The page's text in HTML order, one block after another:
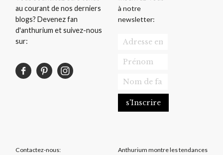
au courant de nos derniers
blogs? Devenez fan
d'anthurium et suivez-nous
sur:
à notre
newsletter:
Contactez-nous:
Anthurium montre les tendances